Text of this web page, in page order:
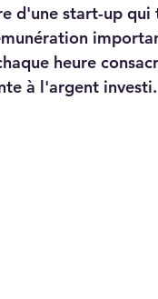
d'une start-up
heure
à l'argent investi.